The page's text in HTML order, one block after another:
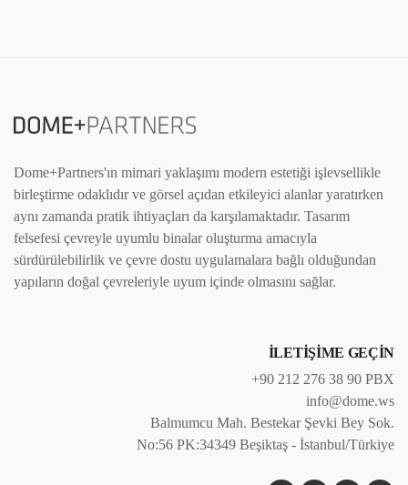
Dome+Partners'ın mimari yaklaşımı modern estetiği işlevsellikle
birleştirme odaklıdır ve görsel açıdan etkileyici alanlar yaratırken
aynı zamanda pratik ihtiyaçları da karşılamaktadır. Tasarım
felsefesi çevreyle uyumlu binalar oluşturma amacıyla
sürdürülebilirlik ve çevre dostu uygulamalara bağlı olduğundan
yapıların doğal çevreleriyle uyum içinde olmasını sağlar.
İLETİŞİME GEÇİN
+90 212 276 38 90 PBX
info@dome.ws
Balmumcu Mah. Bestekar Şevki Bey Sok.
No:56 PK:34349 Beşiktaş - İstanbul/Türkiye